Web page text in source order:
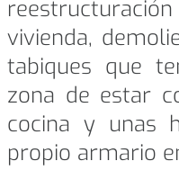
vivienda,
tabiques que
zona de estar
cocina y unas
propio armario